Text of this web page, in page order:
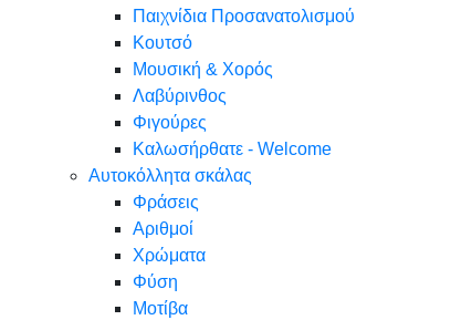
Παιχνίδια Προσανατολισμού
Κουτσό
Μουσική & Χορός
Λαβύρινθος
Φιγούρες
Καλωσήρθατε - Welcome
Αυτοκόλλητα σκάλας
Φράσεις
Αριθμοί
Χρώματα
Φύση
Μοτίβα